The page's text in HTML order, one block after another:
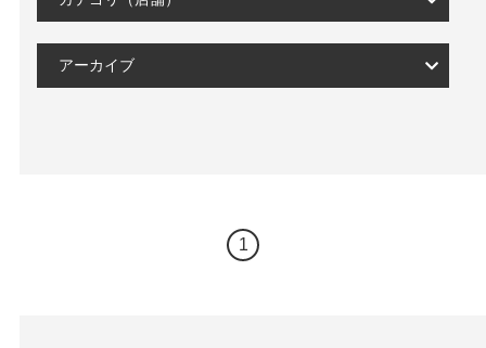
アーカイブ
1